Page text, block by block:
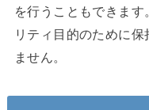
を行うこともできます
リティ目的のために
ません。